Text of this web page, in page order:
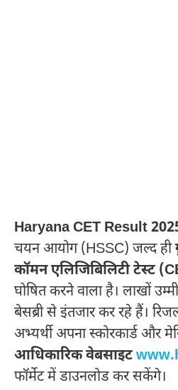
Haryana CET Result
चयन आयोग (HSSC) जल्द ही
कॉमन एलिजिबिलिटी टेस्ट
घोषित करने वाला है। लाखों
बेसब्री से इंतजार कर रहे हैं।
अभ्यर्थी अपना स्कोरकार्ड और
आधिकारिक वेबसाइट
फॉर्मेट में डाउनलोड कर सकेंगे।